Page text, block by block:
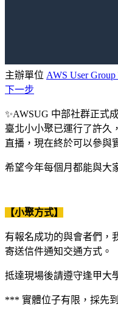
主辦單位 AWS User Group
下一步
✨AWSUG 中部社群正式
臺北小小聚已運行了許久
直播，現在終於可以參與
希望今年每個月都能與大
【小聚方式】
有報名成功的與會者們，
寄送信件通知交通方式。
抵達現場後請遵守逢甲大
*** 實體位子有限，採先